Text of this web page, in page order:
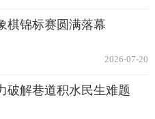
棋锦标赛圆满落幕
2026-07-20
破解巷道积水民生难题